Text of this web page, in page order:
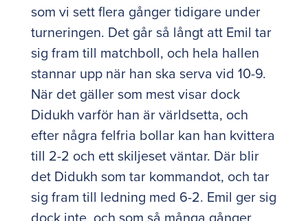
som vi sett flera gånger tidigare under
turneringen. Det går så långt att Emil tar
sig fram till matchboll, och hela hallen
stannar upp när han ska serva vid 10-9.
När det gäller som mest visar dock
Didukh varför han är världsetta, och
efter några felfria bollar kan han kvittera
till 2-2 och ett skiljeset väntar. Där blir
det Didukh som tar kommandot, och tar
sig fram till ledning med 6-2. Emil ger sig